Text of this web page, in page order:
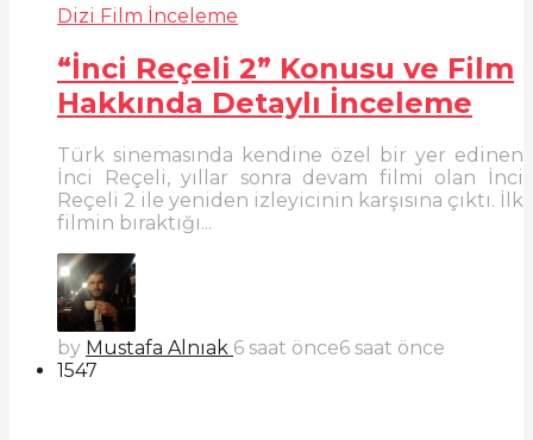
Dizi Film İnceleme
“İnci Reçeli 2” Konusu ve Film
Hakkında Detaylı İnceleme
Türk sinemasında kendine özel bir yer edinen
İnci Reçeli, yıllar sonra devam filmi olan İnci
Reçeli 2 ile yeniden izleyicinin karşısına çıktı. İlk
filmin bıraktığı...
by Mustafa Alnıak 6 saat önce6 saat önce
1547